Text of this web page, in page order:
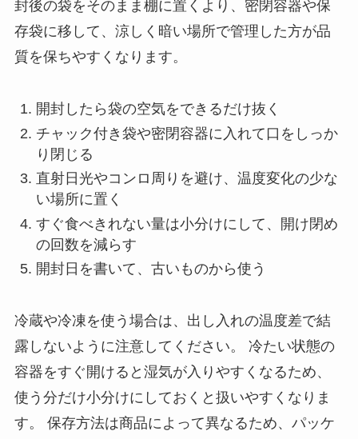
封後の袋をそのまま棚に置くより、密閉容器や保
存袋に移して、涼しく暗い場所で管理した方が品
質を保ちやすくなります。
開封したら袋の空気をできるだけ抜く
チャック付き袋や密閉容器に入れて口をしっか
り閉じる
直射日光やコンロ周りを避け、温度変化の少な
い場所に置く
すぐ食べきれない量は小分けにして、開け閉め
の回数を減らす
開封日を書いて、古いものから使う
冷蔵や冷凍を使う場合は、出し入れの温度差で結
露しないように注意してください。 冷たい状態の
容器をすぐ開けると湿気が入りやすくなるため、
使う分だけ小分けにしておくと扱いやすくなりま
す。 保存方法は商品によって異なるため、パッケ